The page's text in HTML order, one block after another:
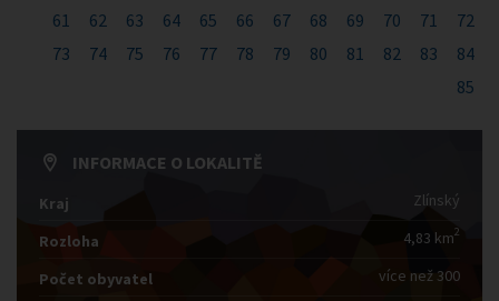
61
62 63 64 65 66 67 68 69 70 71
72
73
74 75 76 77 78 79 80 81 82 83
84
85
INFORMACE O LOKALITĚ
Kraj Zlínský
Rozloha 4,83 km2
Počet obyvatel více než 300